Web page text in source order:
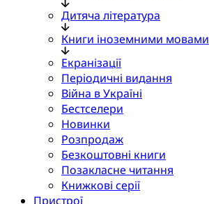
Дитяча література
Книги іноземними мовами
Екранізації
Періодичні видання
Війна в Україні
Бестселери
Новинки
Розпродаж
Безкоштовні книги
Позакласне читання
Книжкові серії
Пристрої